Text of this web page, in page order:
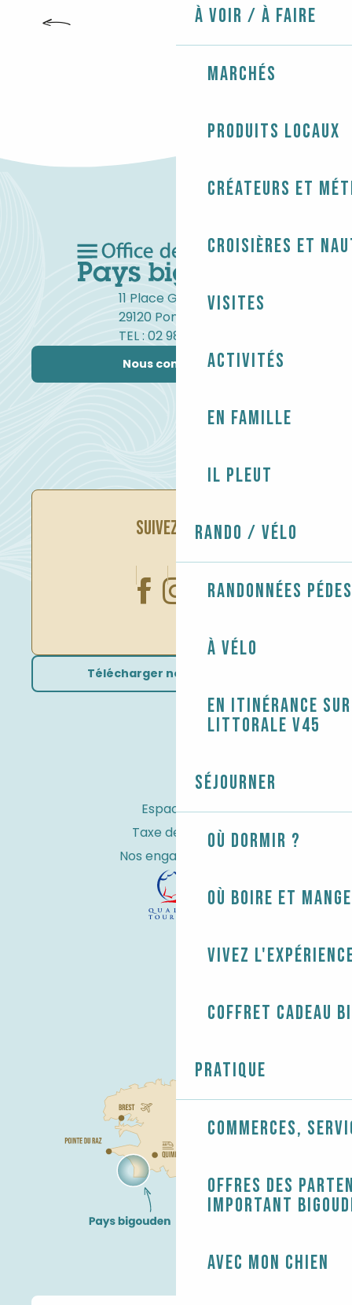
À voir / À faire
Marchés
Produits locaux
Créateurs et
Croisières et
Visites
Activités
En famille
Il pleut
Rando / Vélo
Randonnées
À vélo
En itinérance
littorale V45
Séjourner
Où dormir ?
Où boire et
Vivez
Coffret cadeau
Pratique
Commerces,
Offres des
Important
Avec mon chien
11 Place Gambetta
29120 Pont-l'Abbé
TEL : 02 98 82 37 99
Nous contacter
SUIVEZ-NOUS
Télécharger nos brochures
Espace Pro
Taxe de séjour
Nos engagements